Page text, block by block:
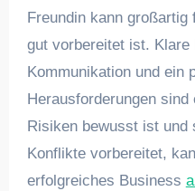
Freundin kann großartig
gut vorbereitet ist. Klare
Kommunikation und ein
Herausforderungen
Risiken bewusst ist und
Konflikte vorbereitet,
erfolgreiches Business